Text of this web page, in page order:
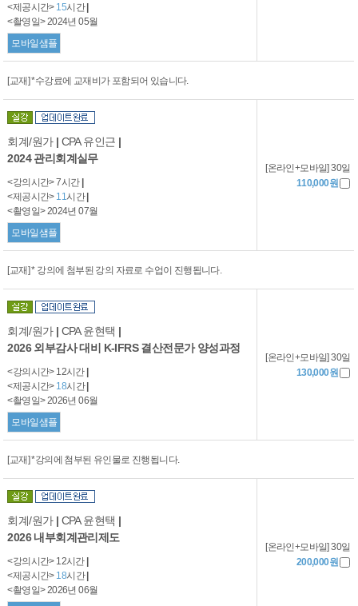
<제공시간> 15시간
<촬영일> 2024년 05월
모바일샘플
[교재] *수강료에 교재비가 포함되어 있습니다.
회계/원가 | CPA 유인근 |
2024 관리회계실무
<강의시간> 7시간
<제공시간> 11시간
<촬영일> 2024년 07월
모바일샘플
[온라인+모바일] 30일
110,000원
[교재] * 강의에 첨부된 강의 자료로 수업이 진행됩니다.
회계/원가 | CPA 윤현택 |
2026 외부감사 대비 K-IFRS 결산전문가 양성과정
<강의시간> 12시간
<제공시간> 18시간
<촬영일> 2026년 06월
모바일샘플
[온라인+모바일] 30일
130,000원
[교재] *강의에 첨부된 유인물로 진행됩니다.
회계/원가 | CPA 윤현택 |
2026 내부회계관리제도
<강의시간> 12시간
<제공시간> 18시간
<촬영일> 2026년 06월
[온라인+모바일] 30일
200,000원